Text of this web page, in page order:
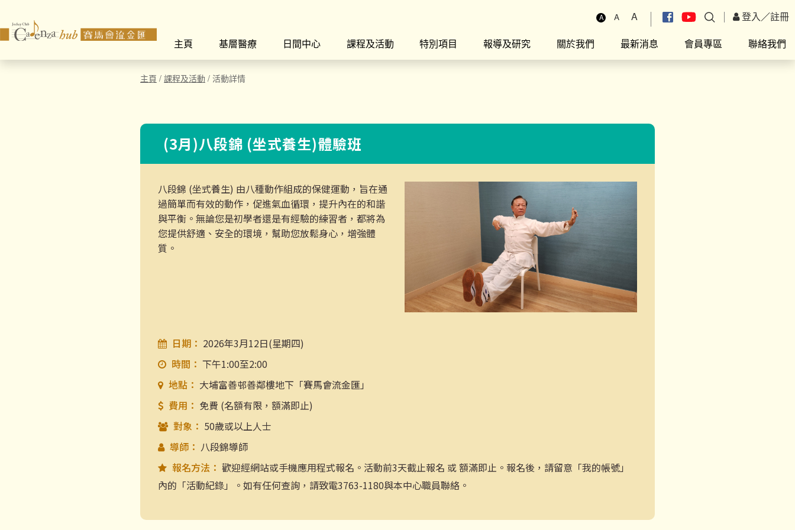
A A A 登入／註冊
主頁
基層醫療 日間中心 課程及活動 特別項目 報導及研究 關於我們 最新消息 會員專區 聯絡我們
主頁 / 課程及活動 / 活動詳情
(3月)八段錦 (坐式養生)體驗班
八段錦 (坐式養生) 由八種動作組成的保健運動，旨在通
過簡單而有效的動作，促進氣血循環，提升內在的和諧
與平衡。無論您是初學者還是有經驗的練習者，都將為
您提供舒適、安全的環境，幫助您放鬆身心，增強體
質。
日期： 2026年3月12日(星期四)
時間： 下午1:00至2:00
地點： 大埔富善邨善鄰樓地下「賽馬會流金匯」
費用： 免費 (名額有限，額滿即止)
對象： 50歲或以上人士
導師： 八段錦導師
報名方法： 歡迎經網站或手機應用程式報名。活動前3天截止報名 或 額滿即止。報名後，請留意「我的帳號」
內的「活動紀錄」。如有任何查詢，請致電3763-1180與本中心職員聯絡。